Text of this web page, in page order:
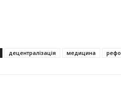
децентралізація медицина